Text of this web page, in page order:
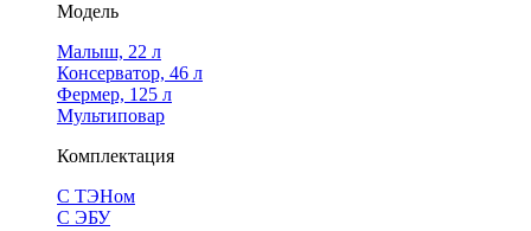
Модель
Малыш, 22 л
Консерватор, 46 л
Фермер, 125 л
Мультиповар
Комплектация
С ТЭНом
С ЭБУ